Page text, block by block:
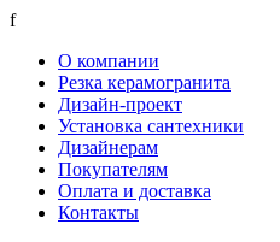
f
О компании
Резка керамогранита
Дизайн-проект
Установка сантехники
Дизайнерам
Покупателям
Оплата и доставка
Контакты